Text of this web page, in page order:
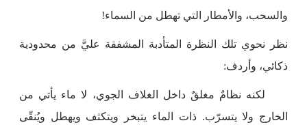
والسحب، والأمطار التي تهطل من السماء!
نظر نحوي تلك النظرة المتأدبة المشفقة عليَّ من محدودية
ذكائي، وأردف:
لكنه نظامٌ مغلقٌ داخل الغلاف الجوي، لا ماء يأتي من
الخارج ولا يتسرّب. ذات الماء يتبخر ويتكثف ويهطل ويُنقّى